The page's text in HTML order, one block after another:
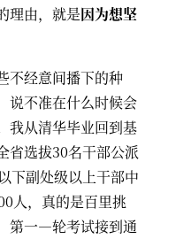
理由，就是因为想坚
不经意间播下的种
说不准在什么时候会
我从清华毕业回到基
省选拔30名干部公派
下副处级以上干部中
人，真的是百里挑
第一—轮考试接到通